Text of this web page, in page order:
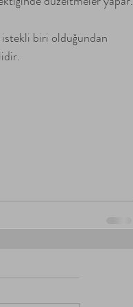
istekli biri olduğundan